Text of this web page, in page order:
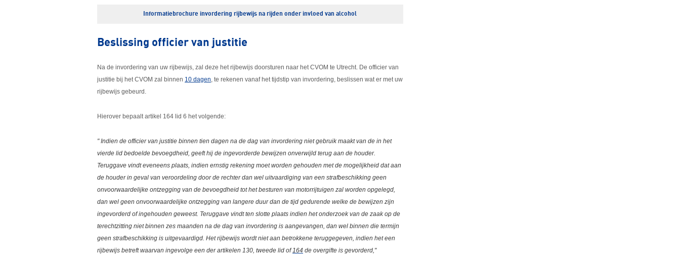
Informatiebrochure invordering rijbewijs na rijden onder invloed van alcohol
Beslissing officier van justitie
Na de invordering van uw rijbewijs, zal deze het rijbewijs doorsturen naar het CVOM te Utrecht. De officier van
justitie bij het CVOM zal binnen 10 dagen, te rekenen vanaf het tijdstip van invordering, beslissen wat er met uw
rijbewijs gebeurd.
Hierover bepaalt artikel 164 lid 6 het volgende:
" Indien de officier van justitie binnen tien dagen na de dag van invordering niet gebruik maakt van de in het
vierde lid bedoelde bevoegdheid, geeft hij de ingevorderde bewijzen onverwijld terug aan de houder.
Teruggave vindt eveneens plaats, indien ernstig rekening moet worden gehouden met de mogelijkheid dat aan
de houder in geval van veroordeling door de rechter dan wel uitvaardiging van een strafbeschikking geen
onvoorwaardelijke ontzegging van de bevoegdheid tot het besturen van motorrijtuigen zal worden opgelegd,
dan wel geen onvoorwaardelijke ontzegging van langere duur dan de tijd gedurende welke de bewijzen zijn
ingevorderd of ingehouden geweest. Teruggave vindt ten slotte plaats indien het onderzoek van de zaak op de
terechtzitting niet binnen zes maanden na de dag van invordering is aangevangen, dan wel binnen die termijn
geen strafbeschikking is uitgevaardigd. Het rijbewijs wordt niet aan betrokkene teruggegeven, indien het een
rijbewijs betreft waarvan ingevolge een der artikelen 130, tweede lid of164 de overgifte is gevorderd,"